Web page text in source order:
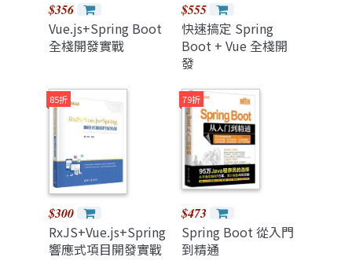
$356
Vue.js+Spring Boot
全棧開發實戰
$555
快速搞定 Spring
Boot + Vue 全棧開
發
85折
$300
RxJS+Vue.js+Spring
響應式項目開發實戰
79折
$473
Spring Boot 從入門
到精通